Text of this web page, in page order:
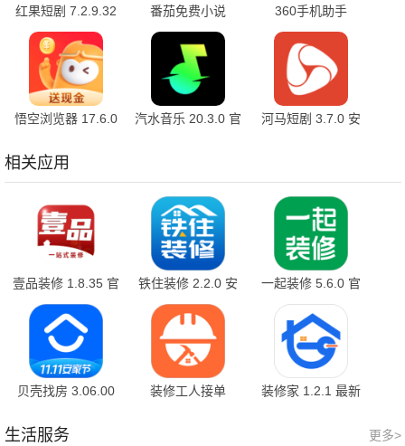
红果短剧 7.2.9.32
官方版
番茄免费小说
7.2.9.32 安卓版
360手机助手
10.2.2 官方版
悟空浏览器 17.6.0
汽水音乐 20.3.0 官
河马短剧 3.7.0 安
相关应用
壹品装修 1.8.35 官
方版
铁住装修 2.2.0 安
卓版
一起装修 5.6.0 官
方版
贝壳找房 3.06.00
装修工人接单
装修家 1.2.1 最新
更多>
生活服务